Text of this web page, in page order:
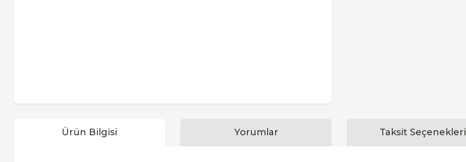
Ürün Bilgisi Yorumlar Taksit Seçenekleri